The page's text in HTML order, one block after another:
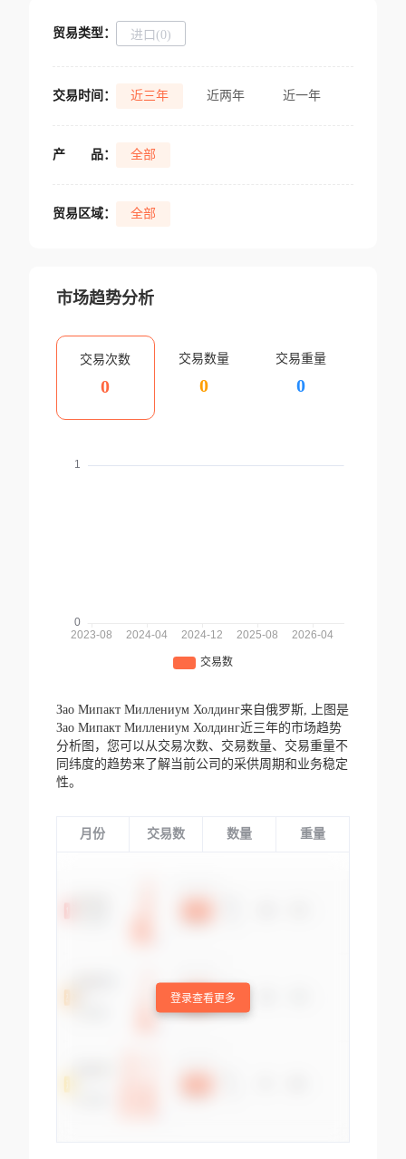
贸易类型： 进口(0)
交易时间： 近三年 近两年 近一年
产 品： 全部
贸易区域： 全部
市场趋势分析
交易次数
0
交易数量
0
交易重量
0
Зао Мипакт Миллениум Холдинг来自俄罗斯,
上图是
Зао Мипакт Миллениум Холдинг近三年的市场趋势
分析图，您可以从交易次数、交易数量、交易重量不
同纬度的趋势来了解当前公司的采供周期和业务稳定
性。
月份 交易数 数量 重量
登录查看更多